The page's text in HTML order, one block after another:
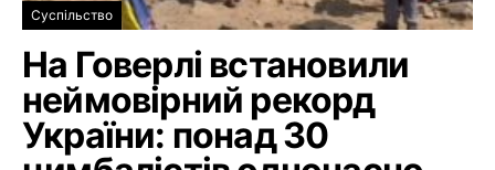
Суспільство
На Говерлі встановили
неймовірний рекорд
України: понад 30